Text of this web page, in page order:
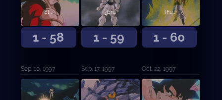
1 - 58
El contraataque ha sido devuelto. El Super Saiyan 4, superado
Sep. 10, 1997
1 - 59
¿Enemigo, aliado? El Super Saiyan Vegeta enfurecido
Sep. 17, 1997
1 - 60
¡Fusión! El Super Gogeta definitivo
Oct. 22, 1997